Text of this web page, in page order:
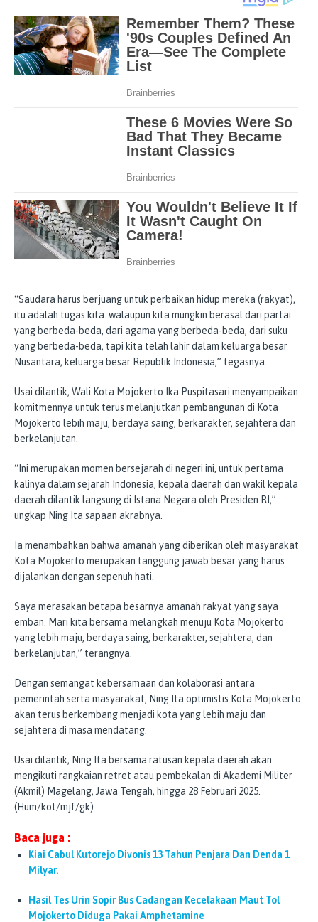
“Saudara harus berjuang untuk perbaikan hidup mereka (rakyat),
itu adalah tugas kita. walaupun kita mungkin berasal dari partai
yang berbeda-beda, dari agama yang berbeda-beda, dari suku
yang berbeda-beda, tapi kita telah lahir dalam keluarga besar
Nusantara, keluarga besar Republik Indonesia,” tegasnya.
Usai dilantik, Wali Kota Mojokerto Ika Puspitasari menyampaikan
komitmennya untuk terus melanjutkan pembangunan di Kota
Mojokerto lebih maju, berdaya saing, berkarakter, sejahtera dan
berkelanjutan.
“Ini merupakan momen bersejarah di negeri ini, untuk pertama
kalinya dalam sejarah Indonesia, kepala daerah dan wakil kepala
daerah dilantik langsung di Istana Negara oleh Presiden RI,”
ungkap Ning Ita sapaan akrabnya.
Ia menambahkan bahwa amanah yang diberikan oleh masyarakat
Kota Mojokerto merupakan tanggung jawab besar yang harus
dijalankan dengan sepenuh hati.
Saya merasakan betapa besarnya amanah rakyat yang saya
emban. Mari kita bersama melangkah menuju Kota Mojokerto
yang lebih maju, berdaya saing, berkarakter, sejahtera, dan
berkelanjutan,” terangnya.
Dengan semangat kebersamaan dan kolaborasi antara
pemerintah serta masyarakat, Ning Ita optimistis Kota Mojokerto
akan terus berkembang menjadi kota yang lebih maju dan
sejahtera di masa mendatang.
Usai dilantik, Ning Ita bersama ratusan kepala daerah akan
mengikuti rangkaian retret atau pembekalan di Akademi Militer
(Akmil) Magelang, Jawa Tengah, hingga 28 Februari 2025.
(Hum/kot/mjf/gk)
Baca juga :
Kiai Cabul Kutorejo Divonis 13 Tahun Penjara Dan Denda 1
Milyar.
Hasil Tes Urin Sopir Bus Cadangan Kecelakaan Maut Tol
Mojokerto Diduga Pakai Amphetamine